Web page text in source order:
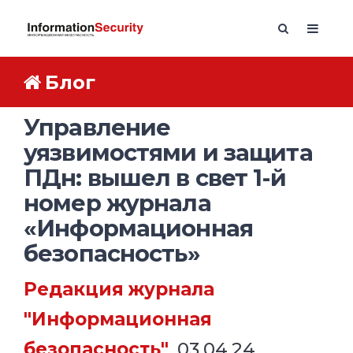
Блог
Управление
уязвимостями и защита
ПДн: вышел в свет 1-й
номер журнала
«Информационная
безопасность»
Редакция журнала
"Информационная